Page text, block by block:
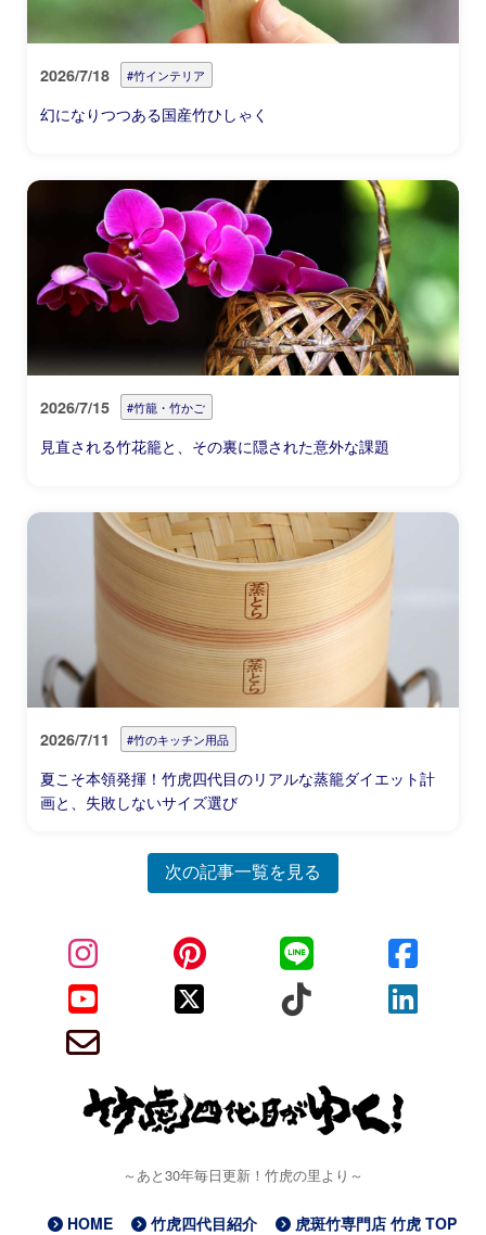
2026/7/18 #竹インテリア
幻になりつつある国産竹ひしゃく
2026/7/15 #竹籠・竹かご
見直される竹花籠と、その裏に隠された意外な課題
2026/7/11 #竹のキッチン用品
夏こそ本領発揮！竹虎四代目のリアルな蒸籠ダイエット計
画と、失敗しないサイズ選び
次の記事一覧を見る
～あと30年毎日更新！竹虎の里より～
HOME 竹虎四代目紹介
虎斑竹専門店 竹虎 TOP